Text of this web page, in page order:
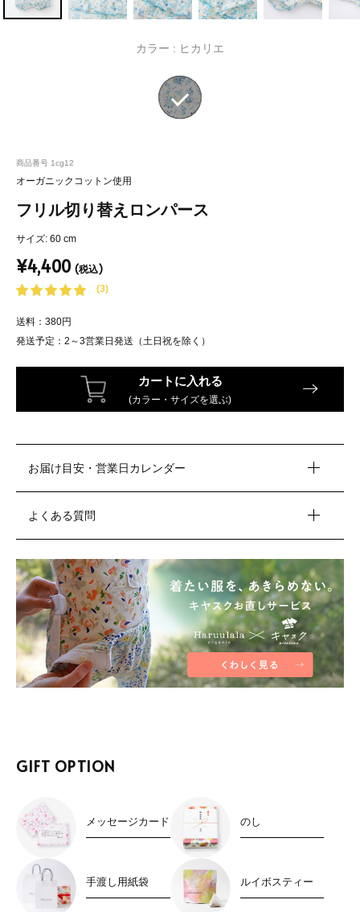
カラー : ヒカリエ
商品番号 1cg12
オーガニックコットン使用
フリル切り替えロンパース
サイズ: 60 cm
¥4,400 (税込)
(3)
送料：380円
発送予定： 2～3営業日発送（土日祝を除く）
カートに入れる
(カラー・サイズを選ぶ)
お届け目安・営業日カレンダー
よくある質問
GIFT OPTION
メッセージカード のし
手渡し用紙袋 ルイボスティー